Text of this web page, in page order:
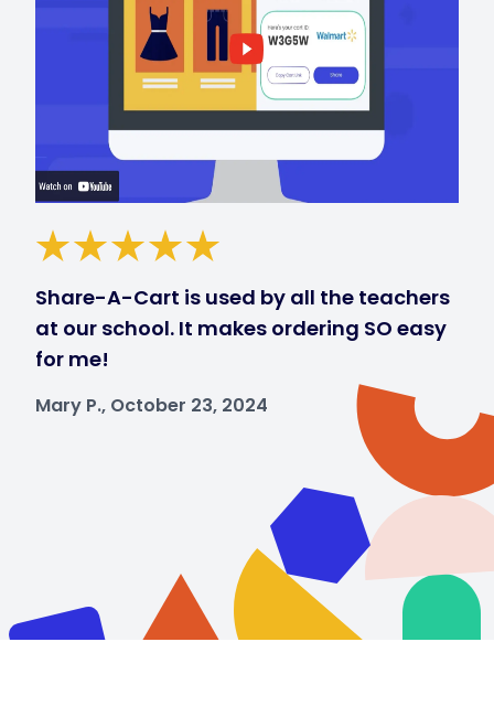
Share-A-Cart is used by all the teachers
at our school. It makes ordering SO easy
for me!
Mary P., October 23, 2024